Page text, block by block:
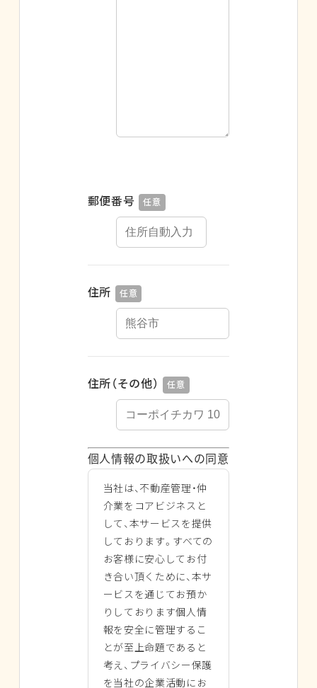
郵便番号 任意
住所 任意
住所（その他） 任意
個人情報の取扱いへの同意
当社は、不動産管理・仲
介業をコアビジネスと
して、本サービスを提供
しております。すべての
お客様に安心してお付
き合い頂くために、本サ
ービスを通じてお預か
りしております個人情
報を安全に管理するこ
とが至上命題であると
考え、プライバシー保護
を当社の企業活動にお